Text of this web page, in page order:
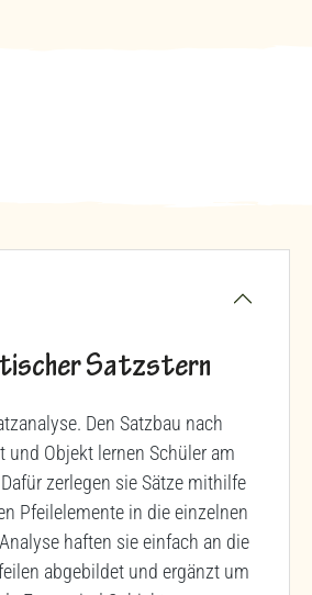
Satzstern
Den Satzbau nach
und Objekt lernen Schüler am
zerlegen sie Sätze mithilfe
Pfeilelemente in die einzelnen
haften sie einfach an die
abgebildet und ergänzt um